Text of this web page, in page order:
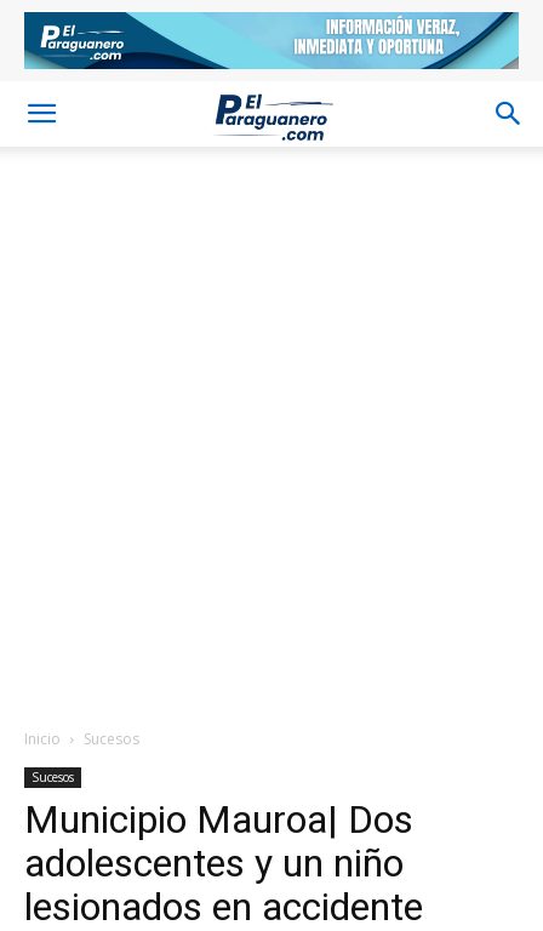
Inicio Sucesos
Sucesos
Municipio Mauroa| Dos
adolescentes y un niño
lesionados en accidente